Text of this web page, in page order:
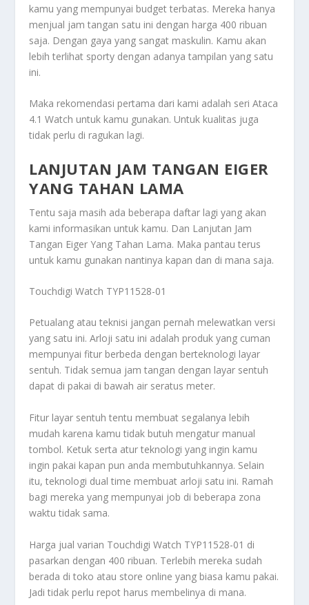
kamu yang mempunyai budget terbatas. Mereka hanya
menjual jam tangan satu ini dengan harga 400 ribuan
saja. Dengan gaya yang sangat maskulin. Kamu akan
lebih terlihat sporty dengan adanya tampilan yang satu
ini.
Maka rekomendasi pertama dari kami adalah seri Ataca
4.1 Watch untuk kamu gunakan. Untuk kualitas juga
tidak perlu di ragukan lagi.
LANJUTAN JAM TANGAN EIGER
YANG TAHAN LAMA
Tentu saja masih ada beberapa daftar lagi yang akan
kami informasikan untuk kamu. Dan Lanjutan Jam
Tangan Eiger Yang Tahan Lama. Maka pantau terus
untuk kamu gunakan nantinya kapan dan di mana saja.
Touchdigi Watch TYP11528-01
Petualang atau teknisi jangan pernah melewatkan versi
yang satu ini. Arloji satu ini adalah produk yang cuman
mempunyai fitur berbeda dengan berteknologi layar
sentuh. Tidak semua jam tangan dengan layar sentuh
dapat di pakai di bawah air seratus meter.
Fitur layar sentuh tentu membuat segalanya lebih
mudah karena kamu tidak butuh mengatur manual
tombol. Ketuk serta atur teknologi yang ingin kamu
ingin pakai kapan pun anda membutuhkannya. Selain
itu, teknologi dual time membuat arloji satu ini. Ramah
bagi mereka yang mempunyai job di beberapa zona
waktu tidak sama.
Harga jual varian Touchdigi Watch TYP11528-01 di
pasarkan dengan 400 ribuan. Terlebih mereka sudah
berada di toko atau store online yang biasa kamu pakai.
Jadi tidak perlu repot harus membelinya di mana.